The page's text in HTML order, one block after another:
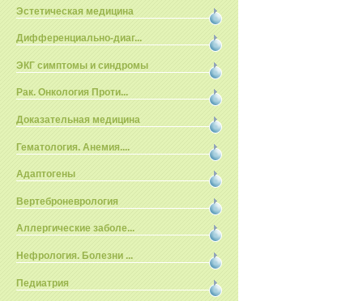
Эстетическая медицина
Дифференциально-диаг...
ЭКГ симптомы и синдромы
Рак. Онкология Проти...
Доказательная медицина
Гематология. Анемия....
Адаптогены
Вертеброневрология
Аллергические заболе...
Нефрология. Болезни ...
Педиатрия